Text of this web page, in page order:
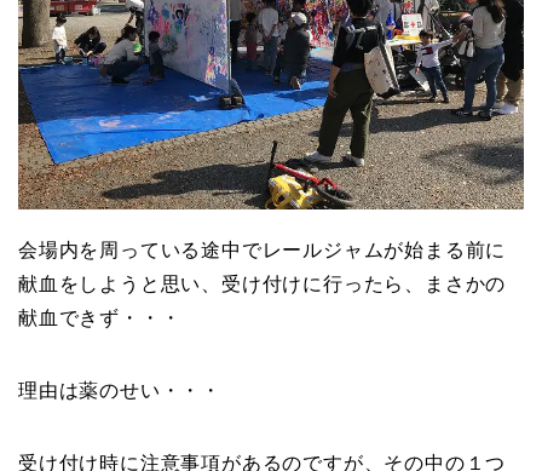
会場内を周っている途中でレールジャムが始まる前に
献血をしようと思い、受け付けに行ったら、まさかの
献血できず・・・
理由は薬のせい・・・
受け付け時に注意事項があるのですが、その中の１つ